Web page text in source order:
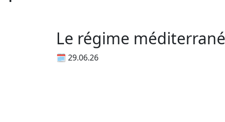
Le régime
🗓 29.06.26